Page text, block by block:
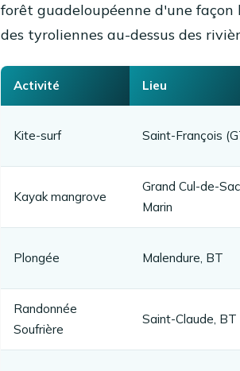
forêt guadeloupéenne d'une
des tyroliennes au-dessus des
Activité Lieu
Kite-surf Saint-François
Kayak mangrove
Grand Cul-de-Sac
Marin
Plongée Malendure, BT
Randonnée
Soufrière
Saint-Claude, BT